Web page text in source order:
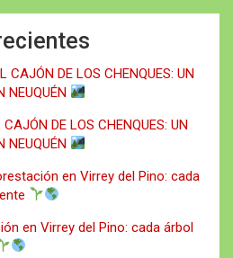
CAJÓN DE LOS CHENQUES: UN
NEUQUÉN
CAJÓN DE LOS CHENQUES: UN
NEUQUÉN
en Virrey del Pino: cada
en Virrey del Pino: cada árbol